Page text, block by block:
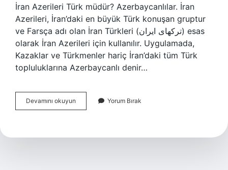
İran Azerileri Türk müdür? Azerbaycanlılar. İran
Azerileri, İran’daki en büyük Türk konuşan gruptur
ve Farsça adı olan İran Türkleri (ترکهای ایران) esas
olarak İran Azerileri için kullanılır. Uygulamada,
Kazaklar ve Türkmenler hariç İran’daki tüm Türk
topluluklarına Azerbaycanlı denir…
Devamını okuyun
Iranlı
Yorum Bırak